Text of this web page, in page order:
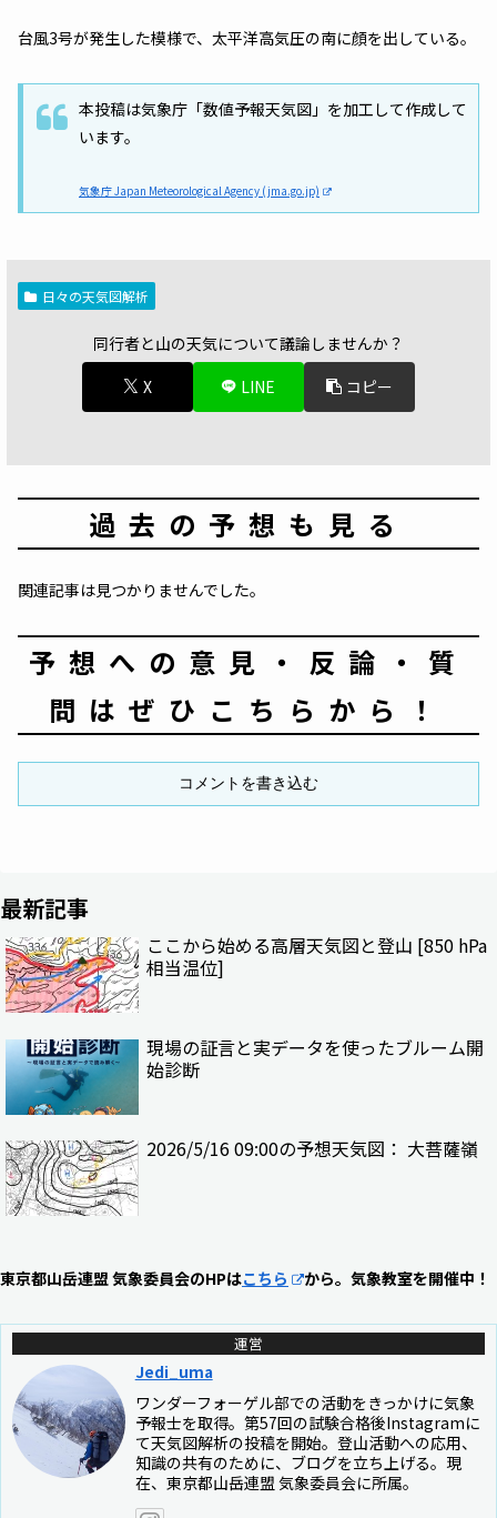
台風3号が発生した模様で、太平洋高気圧の南に顔を出している。
本投稿は気象庁「数値予報天気図」を加工して作成して
います。
気象庁 Japan Meteorological Agency (jma.go.jp)
日々の天気図解析
同行者と山の天気について議論しませんか？
X
LINE コピー
過去の予想も見る
関連記事は見つかりませんでした。
予想への意見・反論・質
問はぜひこちらから！
コメントを書き込む
最新記事
ここから始める高層天気図と登山 [850 hPa
相当温位]
現場の証言と実データを使ったブルーム開
始診断
2026/5/16 09:00の予想天気図： 大菩薩嶺
東京都山岳連盟 気象委員会のHPはこちら から。気象教室を開催中！
運営
Jedi_uma
ワンダーフォーゲル部での活動をきっかけに気象
予報士を取得。第57回の試験合格後Instagramに
て天気図解析の投稿を開始。登山活動への応用、
知識の共有のために、ブログを立ち上げる。現
在、東京都山岳連盟 気象委員会に所属。